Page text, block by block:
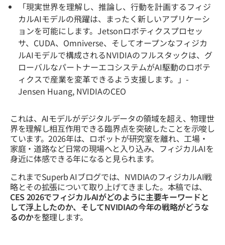
「現実世界を理解し、推論し、行動を計画するフィジ
カルAIモデルの飛躍は、まったく新しいアプリケーシ
ョンを可能にします。Jetsonロボティクスプロセッ
サ、CUDA、Omniverse、そしてオープンなフィジカ
ルAIモデルで構成されるNVIDIAのフルスタックは、グ
ローバルなパートナーエコシステムがAI駆動のロボテ
ィクスで産業を変革できるよう支援します。」-
Jensen Huang, NVIDIAのCEO
これは、AIモデルがデジタルデータの領域を超え、物理世
界を理解し相互作用できる臨界点を突破したことを示唆し
ています。2026年は、ロボットが研究室を離れ、工場・
家庭・道路など日常の現場へと入り込み、フィジカルAIを
身近に体感できる年になると見られます。
これまでSuperb AIブログでは、NVIDIAのフィジカルAI戦
略とその拡張について取り上げてきました。本稿では、
CES 2026でフィジカルAIがどのように主要キーワードと
して浮上したのか、そしてNVIDIAの今年の戦略がどうな
るのかを整理します。